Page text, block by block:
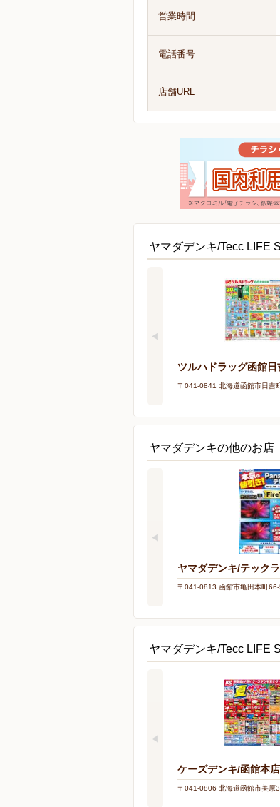
営業時間
電話番号
店舗URL
ヤマダデンキ/Tecc
ツルハドラッグ函館日
〒041-0841 北海道函館市日吉
ヤマダデンキの他のお店
ヤマダデンキ/テック
〒041-0813 函館市亀田本町
ヤマダデンキ/Tecc
ケーズデンキ/函館本店
〒041-0806 北海道函館市美原